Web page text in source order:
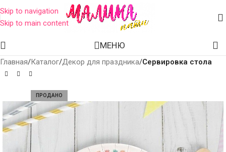
Skip to navigation
Skip to main content
МЕНЮ
Главная Каталог Декор для праздника Сервировка стола
ПРОДАНО